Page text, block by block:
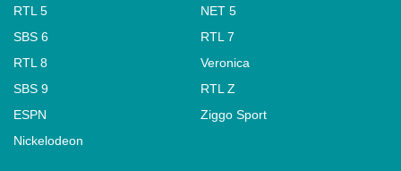
RTL 5
NET 5
SBS 6
RTL 7
RTL 8
Veronica
SBS 9
RTL Z
ESPN
Ziggo Sport
Nickelodeon